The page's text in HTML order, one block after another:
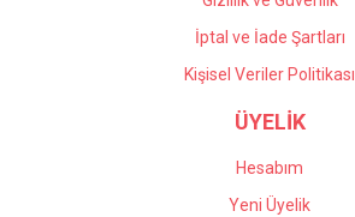
İptal ve İade Şartları
Kişisel Veriler Politikası
ÜYELİK
Hesabım
Yeni Üyelik